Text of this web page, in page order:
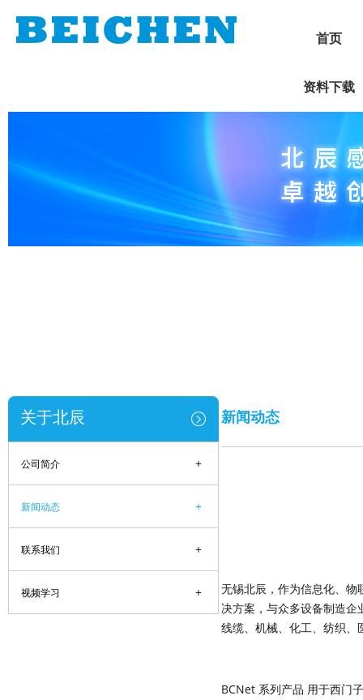
首页
资料下载
关于北辰
公司简介 +
新闻动态 +
联系我们 +
视频学习 +
新闻动态
无锡北辰，作为信息化、物
决方案，与众多设备制造企
线缆、机械、化工、纺织、
BCNet 系列产品 用于西门